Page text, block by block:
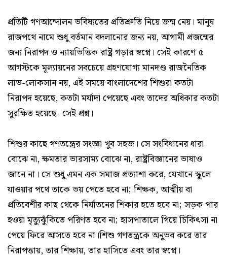
প্রতিটি গণআন্দোলন ভবিষ্যতের প্রতিশ্রুতি নিয়ে জন্ম নেয়। মানুষ
রাজপথে নামে শুধু বর্তমান বদলানোর জন্য নয়, আগামী প্রজন্মের
জন্য নিরাপদ ও ন্যায়ভিত্তিক রাষ্ট্র গড়ার স্বপ্নে। সেই কারণে ৫
আগস্টকে মূল্যায়নের সবচেয়ে গ্রহণযোগ্য মানদণ্ড রাজনৈতিক
লাভ-লোকসান নয়, এই সময়ে বাংলাদেশের শিশুরা কতটা
নিরাপদ হয়েছে, কতটা মর্যাদা পেয়েছে এবং তাদের অধিকার কতটা
সুরক্ষিত হয়েছে- সেই প্রশ্ন।
শিশুর কাছে গণতন্ত্রের সংজ্ঞা খুব সহজ। সে সংবিধানের ধারা
বোঝে না, ক্ষমতার ভারসাম্য বোঝে না, রাষ্ট্রবিজ্ঞানের ভাষাও
জানে না। সে শুধু এমন এক সমাজ প্রত্যাশা করে, যেখানে স্কুলে
যাওয়ার পথে তাকে ভয় পেতে হবে না; শিক্ষক, আত্মীয় বা
প্রতিবেশীর কাছ থেকে নির্যাতনের শিকার হতে হবে না; সড়ক পার
হওয়া মৃত্যুঝুঁকিতে পরিণত হবে না; হাসপাতালে গিয়ে চিকিৎসা না
পেয়ে ফিরে আসতে হবে না।শিশু গণতন্ত্রকে অনুভব করে তার
নিরাপত্তায়, তার শিক্ষায়, তার হাসিতে এবং তার স্বপ্নে।